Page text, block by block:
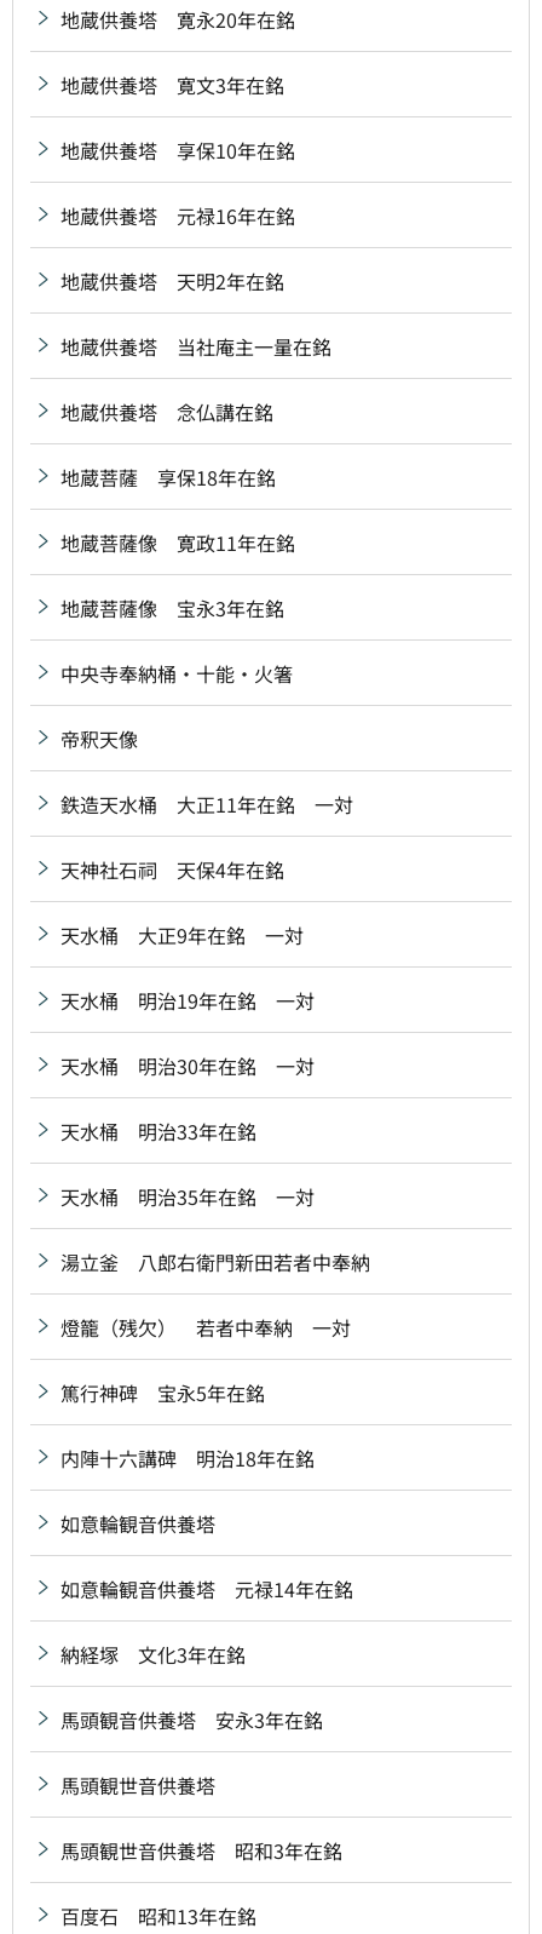
地蔵供養塔 寛永20年在銘
地蔵供養塔 寛文3年在銘
地蔵供養塔 享保10年在銘
地蔵供養塔 元禄16年在銘
地蔵供養塔 天明2年在銘
地蔵供養塔 当社庵主一量在銘
地蔵供養塔 念仏講在銘
地蔵菩薩 享保18年在銘
地蔵菩薩像 寛政11年在銘
地蔵菩薩像 宝永3年在銘
中央寺奉納桶・十能・火箸
帝釈天像
鉄造天水桶 大正11年在銘 一対
天神社石祠 天保4年在銘
天水桶 大正9年在銘 一対
天水桶 明治19年在銘 一対
天水桶 明治30年在銘 一対
天水桶 明治33年在銘
天水桶 明治35年在銘 一対
湯立釜 八郎右衛門新田若者中奉納
燈籠（残欠） 若者中奉納 一対
篤行神碑 宝永5年在銘
内陣十六講碑 明治18年在銘
如意輪観音供養塔
如意輪観音供養塔 元禄14年在銘
納経塚 文化3年在銘
馬頭観音供養塔 安永3年在銘
馬頭観世音供養塔
馬頭観世音供養塔 昭和3年在銘
百度石 昭和13年在銘